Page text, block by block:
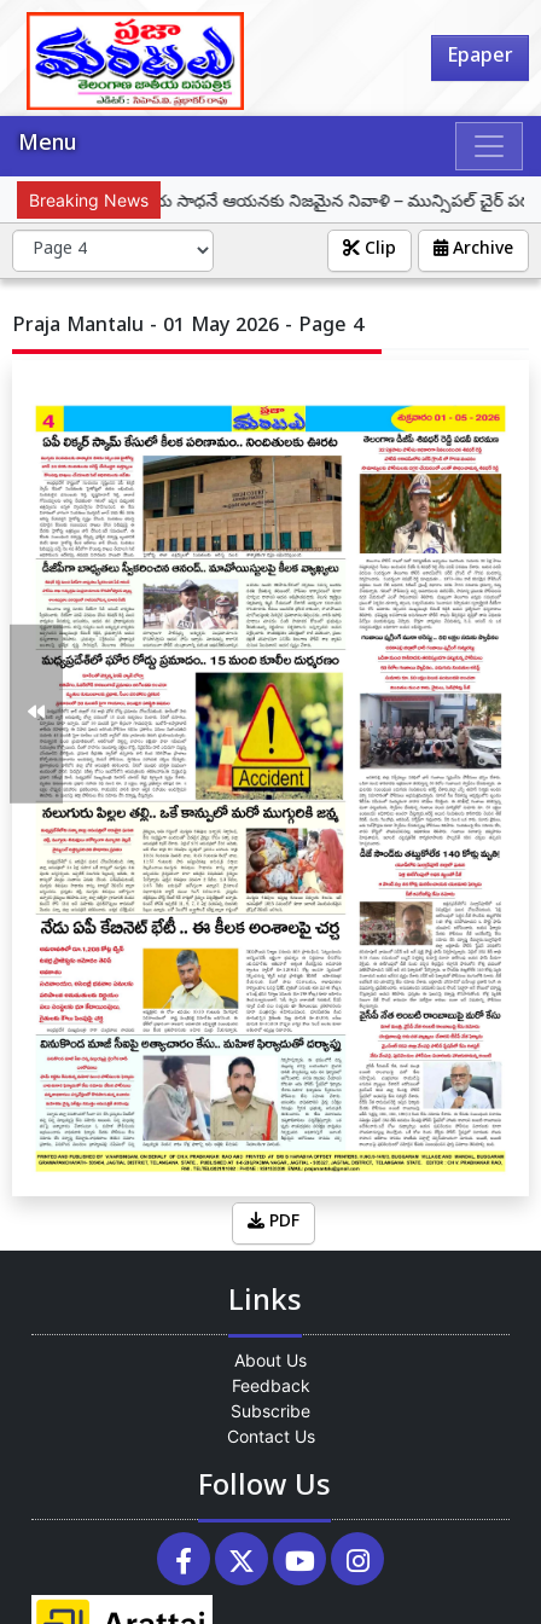
Epaper
Menu
Breaking News
జయశంకర్ ఆశయ సాధనే ఆయనకు నిజమైన నివాళి – మున్సిపల్ చైర్ పర్సన్
Archive
Clip
Praja Mantalu - 01 May 2026 - Page 4
PDF
Links
About Us
Feedback
Subscribe
Contact Us
Follow Us